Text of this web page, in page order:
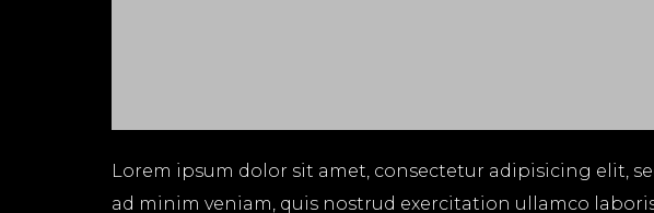
Lorem ipsum dolor sit amet, consectetur adipisicing elit,
ad minim veniam, quis nostrud exercitation ullamco